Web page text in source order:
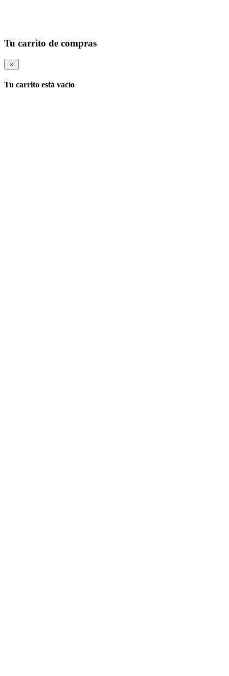
Tu carrito de compras
Tu carrito está vacío